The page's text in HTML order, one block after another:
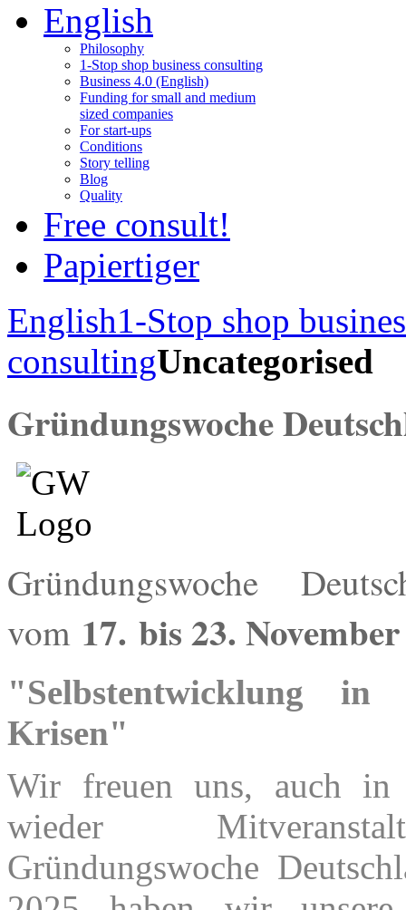
English
Philosophy
1-Stop shop business consulting
Business 4.0 (English)
Funding for small and medium
sized companies
For start-ups
Conditions
Story telling
Blog
Quality
Free consult!
Papiertiger
English1-Stop shop
consultingUncategorised
Gründungswoche
Gründungswoche
vom 17. bis 23.
"Selbstentwicklung
Krisen"
Wir freuen uns, auch in
wieder
Gründungswoche